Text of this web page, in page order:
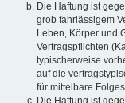
Die Haftung ist
grob fahrlässigem
Leben, Körper und
Vertragspflichten
typischerweise
auf die
für mittelbare
Die Haftung ist